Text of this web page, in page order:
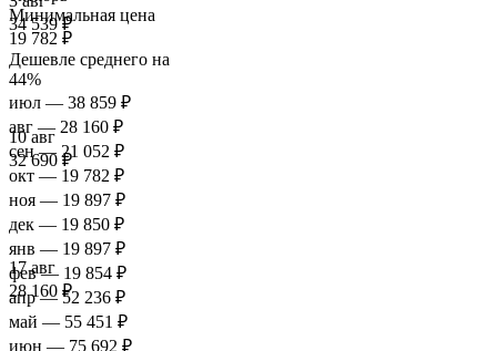
34 539 ₽
10 авг
32 690 ₽
17 авг
28 160 ₽
Минимальная цена
19 782 ₽
Дешевле среднего на
44%
июл — 38 859 ₽
авг — 28 160 ₽
сен — 21 052 ₽
окт — 19 782 ₽
ноя — 19 897 ₽
дек — 19 850 ₽
янв — 19 897 ₽
фев — 19 854 ₽
апр — 52 236 ₽
май — 55 451 ₽
июн — 75 692 ₽